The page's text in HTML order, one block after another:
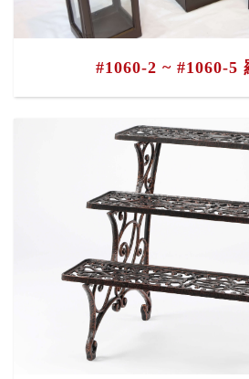
#1060-2 ~ #1060-5